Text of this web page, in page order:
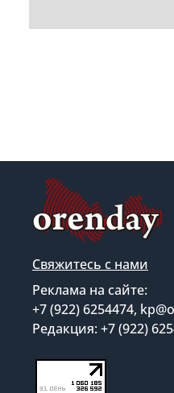
Свяжитесь с нами
Реклама на сайте:
+7 (922) 6254474,
Редакция: +7 (922)